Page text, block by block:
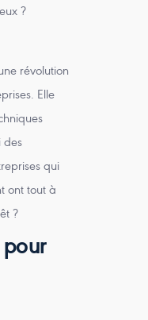
?
révolution
Elle
des
qui
ont tout à
?
pour